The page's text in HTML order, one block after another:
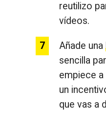
reutilizo
vídeos.
Añade una
sencilla
empiece a
un
que vas a